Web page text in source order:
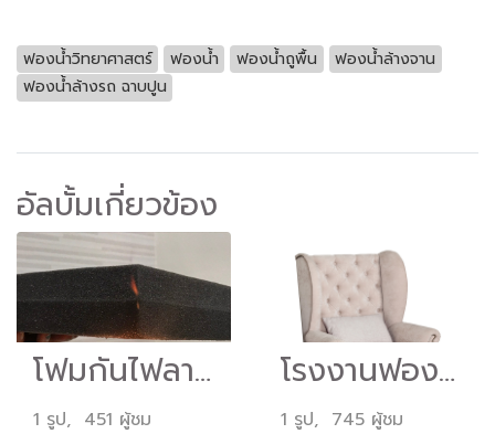
ฟองน้ำวิทยาศาสตร์ ฟองน้ำ ฟองน้ำถูพื้น
ฟองน้ำล้างจาน
ฟองน้ำล้างรถ ฉาบปูน
อัลบั้มเกี่ยวข้อง
โฟมกันไฟลาม ฟองน้ำไม่ลามไฟ (Flame Retardant Foam)
1 รูป, 451 ผู้ชม
โรงงานฟองน้ำ
1 รูป, 745 ผู้ชม